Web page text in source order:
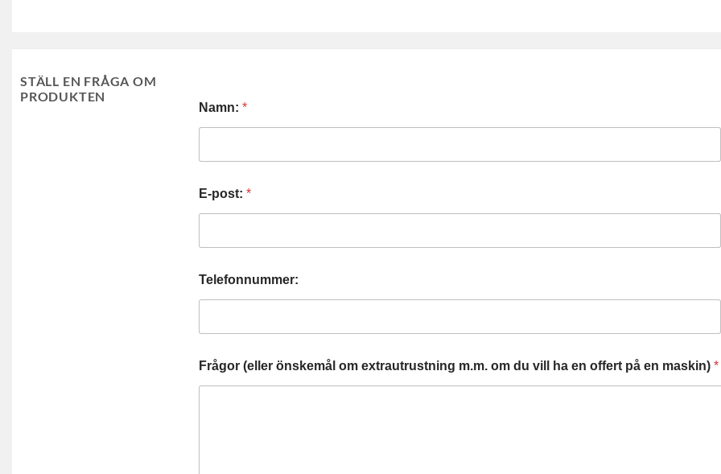
STÄLL EN FRÅGA OM
PRODUKTEN
Namn:*
E-post:*
Telefonnummer:
Frågor (eller önskemål om extrautrustning m.m. om du vill ha en offert på en maskin)*